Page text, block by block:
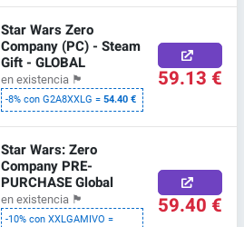
Star Wars Zero
Company (PC) - Steam
Gift - GLOBAL
en existencia 🏴
-8% con G2A8XXLG =54.40 €
59.13 €
Star Wars: Zero
Company PRE-
PURCHASE Global
en existencia 🏴
-10% con XXLGAMIVO =
59.40 €